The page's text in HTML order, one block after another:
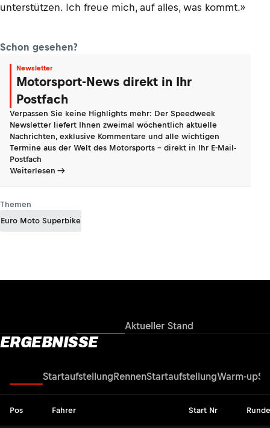
unterstützen. Ich freue mich, auf alles, was kommt.»
Schon gesehen?
Newsletter
Motorsport-News direkt in Ihr
Postfach
Verpassen Sie keine Highlights mehr: Der Speedweek
Newsletter liefert Ihnen zweimal wöchentlich aktuelle
Nachrichten, exklusive Kommentare und alle wichtigen
Termine aus der Welt des Motorsports - direkt in Ihr E-Mail-
Postfach
Weiterlesen
Themen
Euro Moto Superbike
Aktueller Stand
ERGEBNISSE
StartaufstellungRennenStartaufstellungWarm-up
Pos Fahrer Start Nr